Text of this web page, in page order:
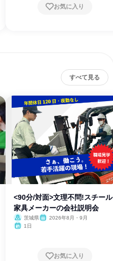
お気に入り
すべて見る
<90分/対面>文理不問!スチール
家具メーカーの会社説明会
茨城県
2026年8月・9月
1日
お気に入り